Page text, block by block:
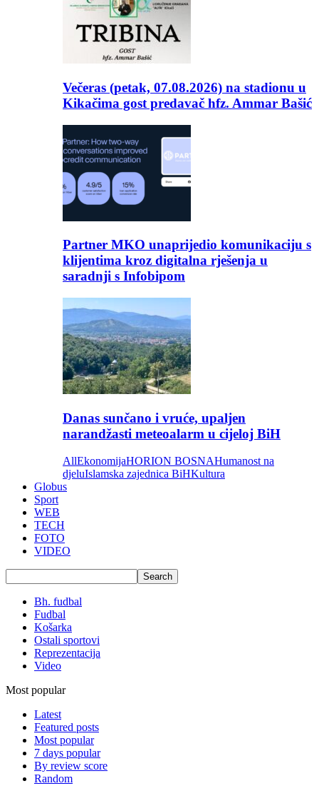
Večeras (petak, 07.08.2026) na stadionu u
Kikačima gost predavač hfz. Ammar Bašić
Partner MKO unaprijedio komunikaciju s
klijentima kroz digitalna rješenja u
saradnji s Infobipom
Danas sunčano i vruće, upaljen
narandžasti meteoalarm u cijeloj BiH
AllEkonomijaHORION BOSNAHumanost na
djeluIslamska zajednica BiHKultura
Globus
Sport
WEB
TECH
FOTO
VIDEO
Bh. fudbal
Fudbal
Košarka
Ostali sportovi
Reprezentacija
Video
Most popular
Latest
Featured posts
Most popular
7 days popular
By review score
Random